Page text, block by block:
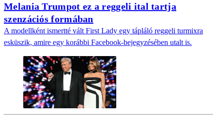
Melania Trumpot ez a reggeli ital tartja
szenzációs formában
A modellként ismertté vált First Lady egy tápláló reggeli turmixra
esküszik, amire egy korábbi Facebook-bejegyzésében utalt is.